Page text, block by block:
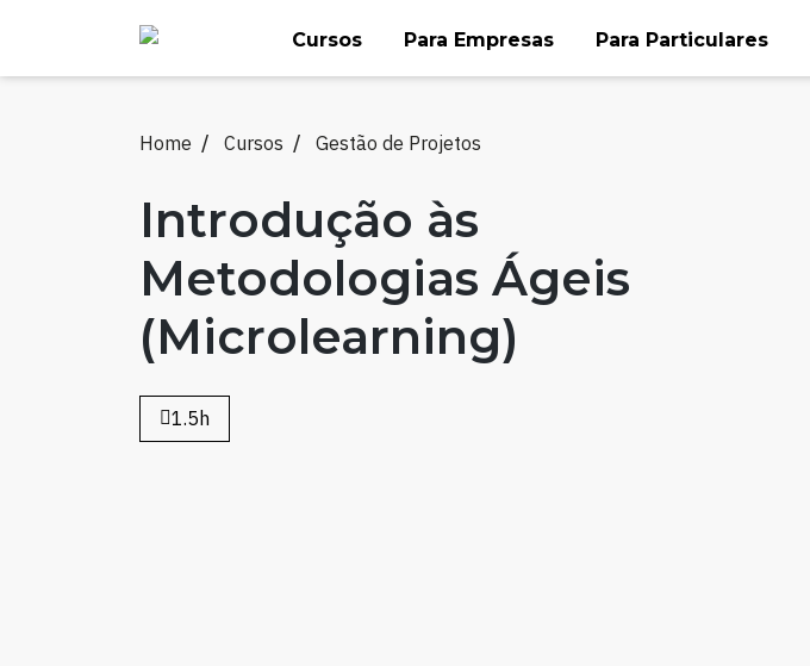
content
Cursos Para Empresas Para Particulares
Home Cursos Gestão de Projetos
Introdução às
Metodologias Ágeis
(Microlearning)
1.5h